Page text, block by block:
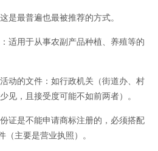
最普遍也最被推荐的方式。
用于从事农副产品种植、养殖等的
的文件：如行政机关（街道办、村
见，且接受度可能不如前两者）。
是不能申请商标注册的，必须搭配
（主要是营业执照）。